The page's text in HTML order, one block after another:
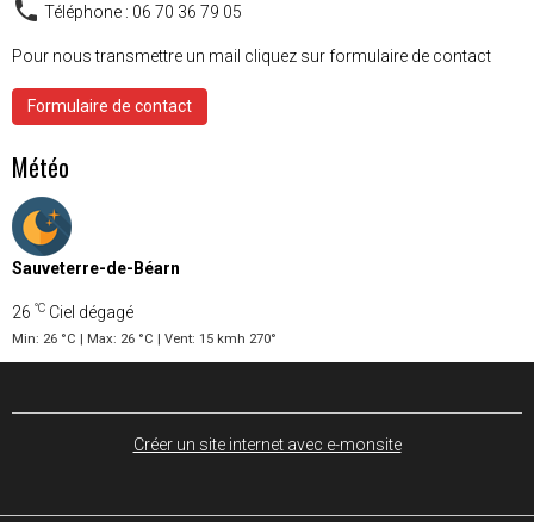
Téléphone : 06 70 36 79 05
Pour nous transmettre un mail cliquez sur formulaire de contact
Formulaire de contact
Météo
Sauveterre-de-Béarn
26 °C Ciel dégagé
Min: 26 °C | Max: 26 °C | Vent: 15 kmh 270°
Créer un site internet avec e-monsite